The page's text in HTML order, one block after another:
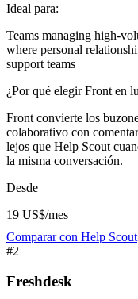
Ideal para:
Teams managing high-
where personal
support teams
¿Por qué elegir Front en
Front convierte los
colaborativo con
lejos que Help Scout
la misma conversación.
Desde
19 US$/mes
Comparar con Help Scout
#2
Freshdesk